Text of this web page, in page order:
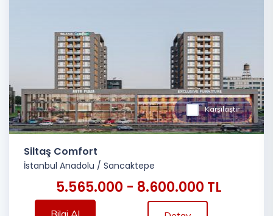
Karşılaştır
Siltaş Comfort
İstanbul Anadolu / Sancaktepe
5.565.000 - 8.600.000 TL